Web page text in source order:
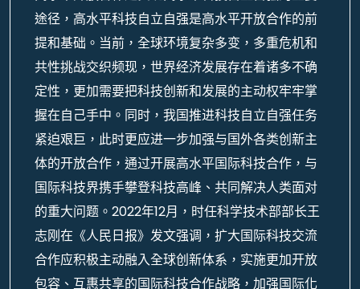
途径，高水平科技自立自强是高水平开放合作的前
提和基础。当前，全球环境复杂多变，多重危机和
共性挑战交织频现，世界经济发展存在着诸多不确
定性，更加需要把科技创新和发展的主动权牢牢掌
握在自己手中。同时，我国推进科技自立自强任务
紧迫艰巨，此时更应进一步加强与国外各类创新主
体的开放合作，通过开展高水平国际科技合作，与
国际科技界携手攀登科技高峰、共同解决人类面对
的重大问题。2022年12月，时任科学技术部部长王
志刚在《人民日报》发文强调，扩大国际科技交流
合作应积极主动融入全球创新体系，实施更加开放
包容、互惠共享的国际科技合作战略，加强国际化